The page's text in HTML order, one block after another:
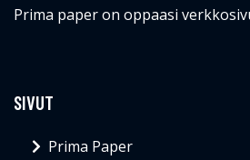
Prima paper on oppaasi
SIVUT
Prima Paper